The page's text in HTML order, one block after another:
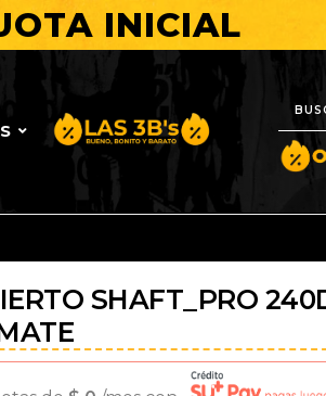
INICIAL
Bueno, Bonito y Barato
SHAFT_PRO